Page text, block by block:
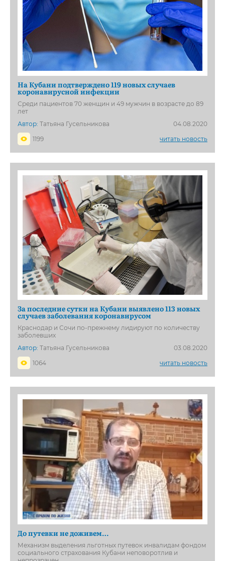
На Кубани подтверждено 119 новых случаев
коронавирусной инфекции
Среди пациентов 70 женщин и 49 мужчин в возрасте до 89
лет
Автор: Татьяна Гусельникова
04.08.2020
1199
читать новость
За последние сутки на Кубани выявлено 113 новых
случаев заболевания коронавирусом
Краснодар и Сочи по-прежнему лидируют по количеству
заболевших
Автор: Татьяна Гусельникова
03.08.2020
1064
читать новость
До путевки не доживем…
Механизм выделения льготных путевок инвалидам фондом
социального страхования Кубани неповоротлив и